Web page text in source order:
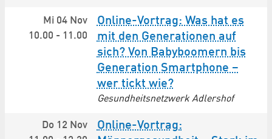
Mi 04 Nov
10.00 - 11.00
Online-Vortrag: Was hat es
mit den Generationen auf
sich? Von Babyboomern bis
Generation Smartphone –
wer tickt wie?
Gesundheitsnetzwerk Adlershof
Do 12 Nov
Online-Vortrag: